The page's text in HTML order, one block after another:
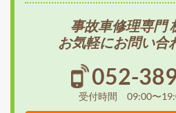
事故車修理専門
お気軽にお問い合
052-
受付時間 09:00〜